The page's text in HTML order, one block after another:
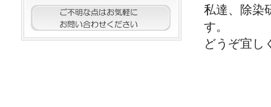
私達、除染
す。
どうぞ宜し